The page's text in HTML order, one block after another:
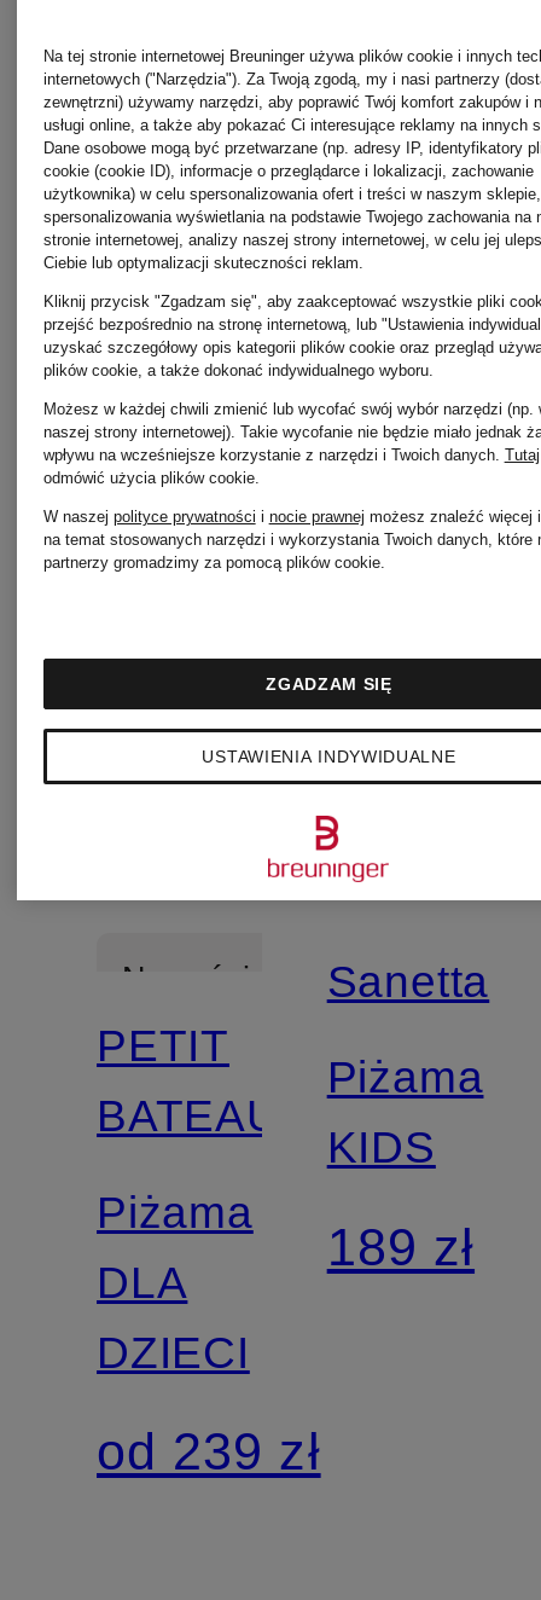
125 zł
DZIECI
od 175
Najniższa
148,75 zł
Cena
219 zł
Nowości
PETIT
BATEAU
Piżama
DLA
DZIECI
od 239 zł
Sanetta
Piżama
KIDS
189 zł
Na tej stronie internetowej Breuninger używa plików cookie i innych
internetowych ("Narzędzia"). Za Twoją zgodą, my i nasi partnerzy
zewnętrzni) używamy narzędzi, aby poprawić Twój komfort zakupów i
usługi online, a także aby pokazać Ci interesujące reklamy na innych
Dane osobowe mogą być przetwarzane (np. adresy IP, identyfikatory
cookie (cookie ID), informacje o przeglądarce i lokalizacji, zachowanie
użytkownika) w celu spersonalizowania ofert i treści w naszym sklepie,
spersonalizowania wyświetlania na podstawie Twojego zachowania na
stronie internetowej, analizy naszej strony internetowej, w celu jej
Ciebie lub optymalizacji skuteczności reklam.
Kliknij przycisk "Zgadzam się", aby zaakceptować wszystkie pliki
przejść bezpośrednio na stronę internetową, lub "Ustawienia
uzyskać szczegółowy opis kategorii plików cookie oraz przegląd
plików cookie, a także dokonać indywidualnego wyboru.
Możesz w każdej chwili zmienić lub wycofać swój wybór narzędzi (np.
naszej strony internetowej). Takie wycofanie nie będzie miało jednak
wpływu na wcześniejsze korzystanie z narzędzi i Twoich danych. Tutaj
odmówić użycia plików cookie.
W naszej polityce prywatności i nocie prawnej możesz znaleźć więcej
na temat stosowanych narzędzi i wykorzystania Twoich danych, które
partnerzy gromadzimy za pomocą plików cookie.
USTAWIENIA INDYWIDUALNE
ZGADZAM SIĘ